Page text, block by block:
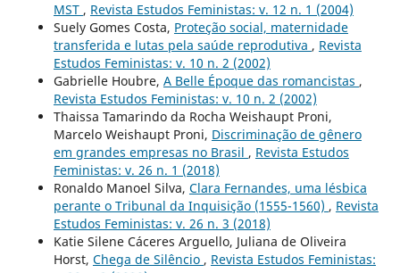
MST , Revista Estudos Feministas: v. 12 n. 1 (2004)
Suely Gomes Costa, Proteção social, maternidade
transferida e lutas pela saúde reprodutiva , Revista
Estudos Feministas: v. 10 n. 2 (2002)
Gabrielle Houbre, A Belle Époque das romancistas ,
Revista Estudos Feministas: v. 10 n. 2 (2002)
Thaissa Tamarindo da Rocha Weishaupt Proni,
Marcelo Weishaupt Proni, Discriminação de gênero
em grandes empresas no Brasil , Revista Estudos
Feministas: v. 26 n. 1 (2018)
Ronaldo Manoel Silva, Clara Fernandes, uma lésbica
perante o Tribunal da Inquisição (1555-1560) , Revista
Estudos Feministas: v. 26 n. 3 (2018)
Katie Silene Cáceres Arguello, Juliana de Oliveira
Horst, Chega de Silêncio , Revista Estudos Feministas: